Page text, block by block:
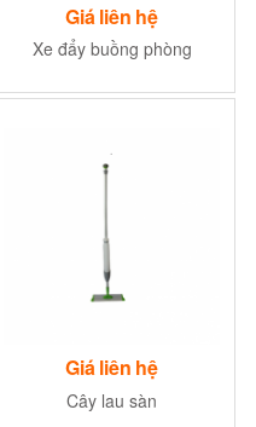
Giá liên hệ
Xe đẩy buồng phòng
Giá liên hệ
Cây lau sàn